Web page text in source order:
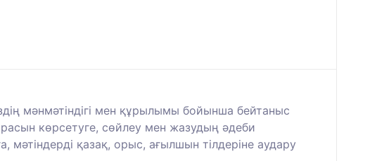
мәнмәтіндігі мен құрылымы бойынша бейтаныс
көрсетуге, сөйлеу мен жазудың әдеби
мәтіндерді қазақ, орыс, ағылшын тілдеріне аудару